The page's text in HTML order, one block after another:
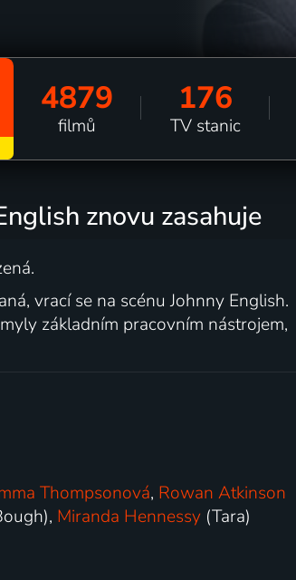
4879
filmů
176
TV stanic
znovu zasahuje
vrací se na scénu Johnny English.
základním pracovním nástrojem,
Thompsonová, Rowan Atkinson
Miranda Hennessy (Tara)